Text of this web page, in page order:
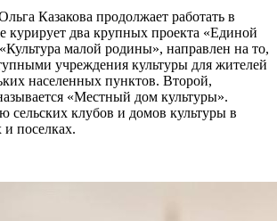
Казакова продолжает работать в
курирует два крупных проекта «Единой
малой родины», направлен на то,
учреждения культуры для жителей
населенных пунктов. Второй,
«Местный дом культуры».
сельских клубов и домов культуры в
и поселках.